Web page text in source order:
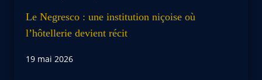
Le Negresco : une institution niçoise où
l’hôtellerie devient récit
19 mai 2026